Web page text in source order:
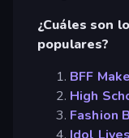
¿Cuáles son
populares?
BFF
High
Fashion